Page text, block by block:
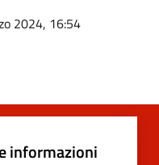
2024, 16:54
informazioni